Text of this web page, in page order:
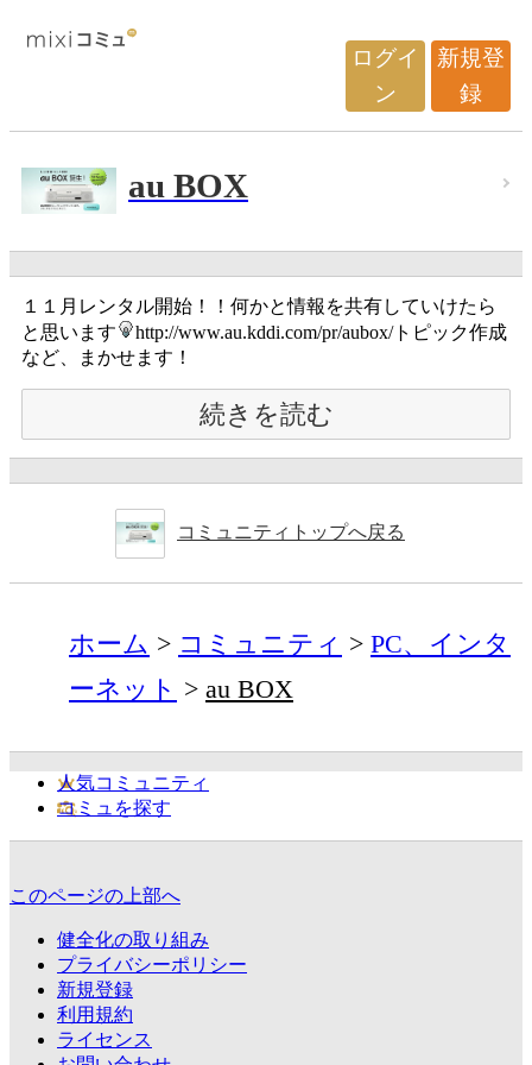
ログイ
ン
新規登
録
au BOX
１１月レンタル開始！！何かと情報を共有していけたら
と思います
http://www.au.kddi.com/pr/aubox/トピック作成
など、まかせます！
続きを読む
コミュニティトップへ戻る
ホーム コミュニティ
PC、インタ
ーネット
au BOX
人気コミュニティ
コミュを探す
このページの上部へ
健全化の取り組み
プライバシーポリシー
新規登録
利用規約
ライセンス